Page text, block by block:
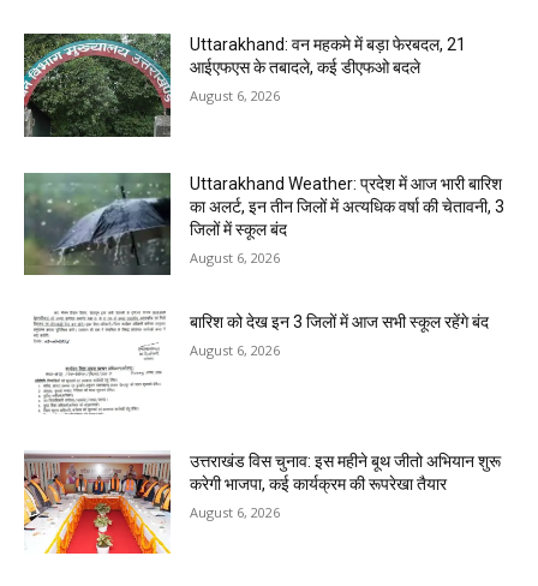
Uttarakhand: वन महकमे में बड़ा फेरबदल, 21
आईएफएस के तबादले, कई डीएफओ बदले
August 6, 2026
Uttarakhand Weather: प्रदेश में आज भारी बारिश
का अलर्ट, इन तीन जिलों में अत्यधिक वर्षा की चेतावनी, 3
जिलों में स्कूल बंद
August 6, 2026
बारिश को देख इन 3 जिलों में आज सभी स्कूल रहेंगे बंद
August 6, 2026
उत्तराखंड विस चुनाव: इस महीने बूथ जीतो अभियान शुरू
करेगी भाजपा, कई कार्यक्रम की रूपरेखा तैयार
August 6, 2026